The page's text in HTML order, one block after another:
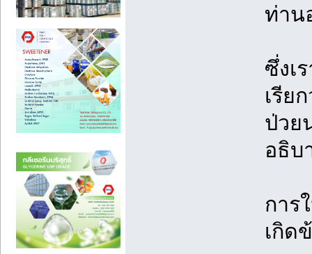
ท่าน
ซึ่งเ
เรีย
ป่วย
อธิบ
การ
เกิด